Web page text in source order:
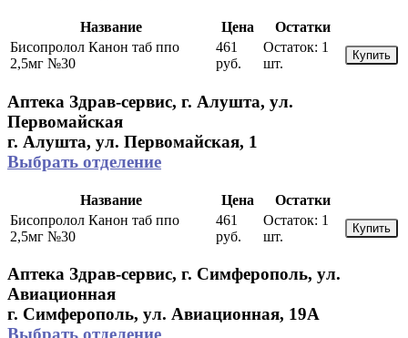
Название Цена
Остатки
Бисопролол Канон таб ппо
2,5мг №30
461
руб.
Остаток: 1
шт.
Купить
Аптека Здрав-сервис, г. Алушта, ул.
Первомайская
г. Алушта, ул. Первомайская, 1
Выбрать отделение
Название Цена
Остатки
Бисопролол Канон таб ппо
2,5мг №30
461
руб.
Остаток: 1
шт.
Купить
Аптека Здрав-сервис, г. Симферополь, ул.
Авиационная
г. Симферополь, ул. Авиационная, 19А